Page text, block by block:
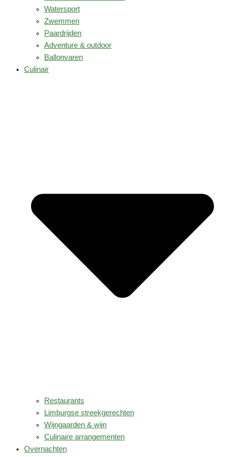
Watersport
Zwemmen
Paardrijden
Adventure & outdoor
Ballonvaren
Culinair
Restaurants
Limburgse streekgerechten
Wijngaarden & wijn
Culinaire arrangementen
Overnachten